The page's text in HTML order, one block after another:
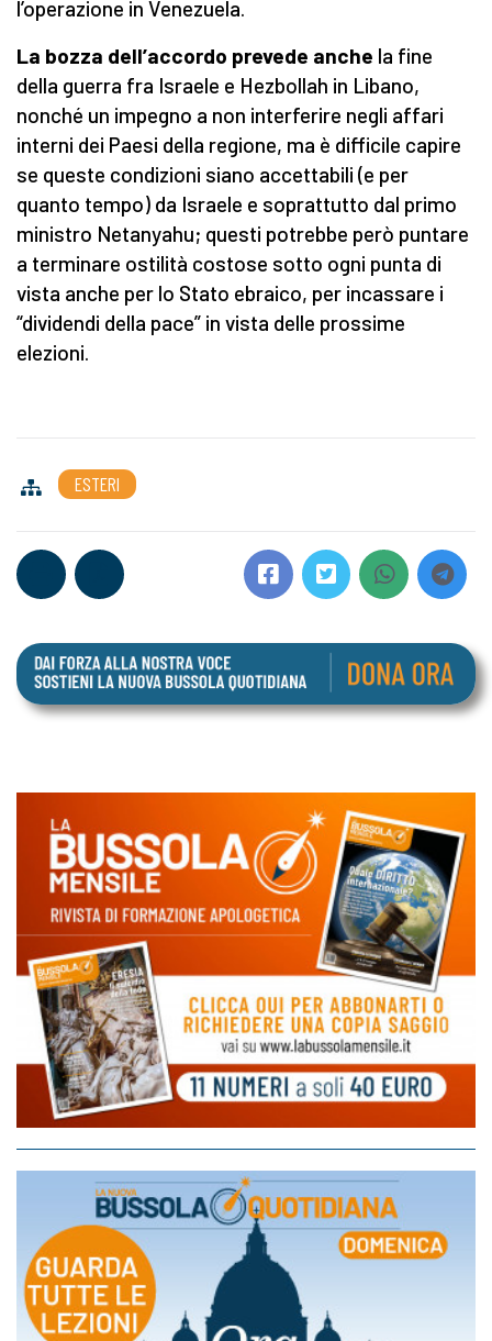
l’operazione in Venezuela.
La bozza dell’accordo prevede anche la fine
della guerra fra Israele e Hezbollah in Libano,
nonché un impegno a non interferire negli affari
interni dei Paesi della regione, ma è difficile capire
se queste condizioni siano accettabili (e per
quanto tempo) da Israele e soprattutto dal primo
ministro Netanyahu; questi potrebbe però puntare
a terminare ostilità costose sotto ogni punta di
vista anche per lo Stato ebraico, per incassare i
“dividendi della pace” in vista delle prossime
elezioni.
ESTERI